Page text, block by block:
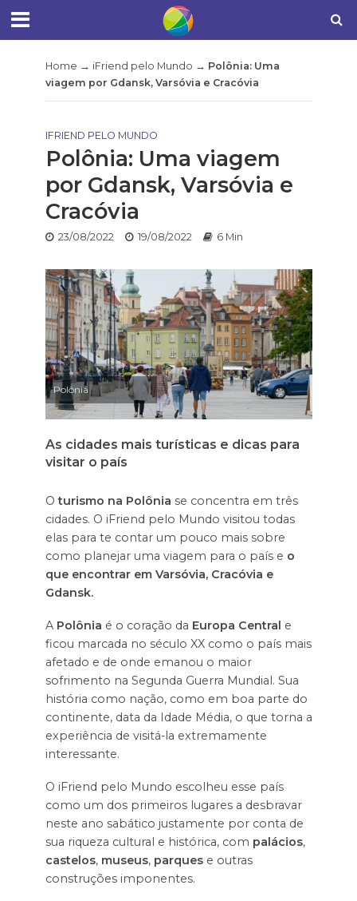
Home → iFriend pelo Mundo → Polônia: Uma
viagem por Gdansk, Varsóvia e Cracóvia
IFRIEND PELO MUNDO
Polônia: Uma viagem
por Gdansk, Varsóvia e
Cracóvia
23/08/2022 19/08/2022 6 Min
Polônia
As cidades mais turísticas e dicas para
visitar o país
Oturismo na Polônia se concentra em três
cidades. O iFriend pelo Mundo visitou todas
elas para te contar um pouco mais sobre
como planejar uma viagem para o país e o
que encontrar em Varsóvia, Cracóvia e
Gdansk.
A Polônia é o coração da Europa Central e
ficou marcada no século XX como o país mais
afetado e de onde emanou o maior
sofrimento na Segunda Guerra Mundial. Sua
história como nação, como em boa parte do
continente, data da Idade Média, o que torna a
experiência de visitá-la extremamente
interessante.
O iFriend pelo Mundo escolheu esse país
como um dos primeiros lugares a desbravar
neste ano sabático justamente por conta de
sua riqueza cultural e histórica, com palácios,
castelos, museus, parquese outras
construções imponentes.